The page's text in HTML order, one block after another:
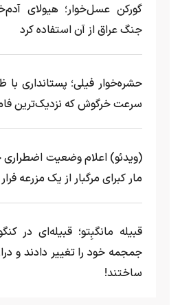
گورکن عسل‌خوار؛ هیولای
جنگ عراق از آن استفاده کرد
حشره‌خوار فیلی؛ پستانداری
سرعت خرگوش که نزدیک‌ترین
مار کبرای مرگبار از یک مزرعه‌
قبیله مانگبِتو؛ قبیله‌ای در
جمجمه خود را تغییر دادند و
ساختند!